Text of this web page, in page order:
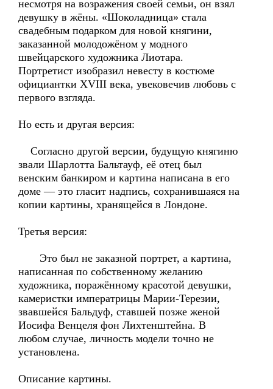
несмотря на возражения своей семьи, он взял
девушку в жёны. «Шоколадница» стала
свадебным подарком для новой княгини,
заказанной молодожёном у модного
швейцарского художника Лиотара.
Портретист изобразил невесту в костюме
официантки XVIII века, увековечив любовь с
первого взгляда.
Но есть и другая версия:
Согласно другой версии, будущую княгиню
звали Шарлотта Бальтауф, её отец был
венским банкиром и картина написана в его
доме — это гласит надпись, сохранившаяся на
копии картины, хранящейся в Лондоне.
Третья версия:
Это был не заказной портрет, а картина,
написанная по собственному желанию
художника, поражённому красотой девушки,
камеристки императрицы Марии-Терезии,
звавшейся Бальдуф, ставшей позже женой
Иосифа Венцеля фон Лихтенштейна. В
любом случае, личность модели точно не
установлена.
Описание картины.